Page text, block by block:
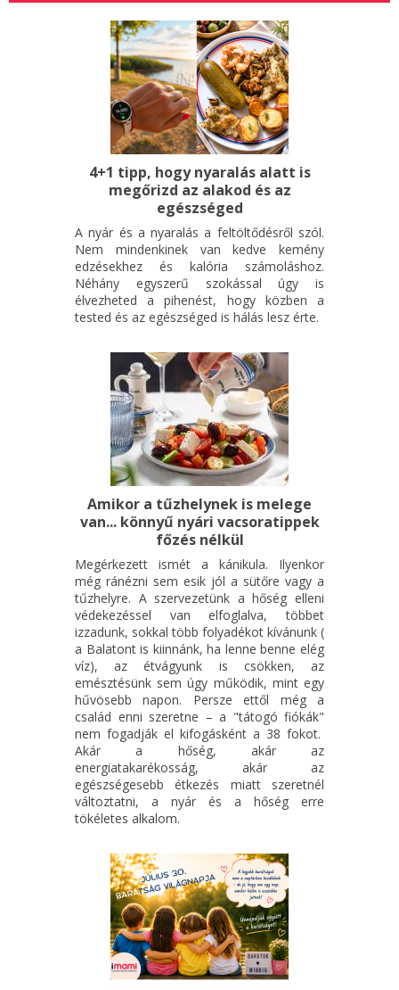
4+1 tipp, hogy nyaralás alatt is
megőrizd az alakod és az
egészséged
A nyár és a nyaralás a feltöltődésről szól.
Nem mindenkinek van kedve kemény
edzésekhez és kalória számoláshoz.
Néhány egyszerű szokással úgy is
élvezheted a pihenést, hogy közben a
tested és az egészséged is hálás lesz érte.
Amikor a tűzhelynek is melege
van... könnyű nyári vacsoratippek
főzés nélkül
Megérkezett ismét a kánikula. Ilyenkor
még ránézni sem esik jól a sütőre vagy a
tűzhelyre. A szervezetünk a hőség elleni
védekezéssel van elfoglalva, többet
izzadunk, sokkal több folyadékot kívánunk (
a Balatont is kiinnánk, ha lenne benne elég
víz), az étvágyunk is csökken, az
emésztésünk sem úgy működik, mint egy
hűvösebb napon. Persze ettől még a
család enni szeretne – a "tátogó fiókák"
nem fogadják el kifogásként a 38 fokot.
Akár a hőség, akár az
energiatakarékosság, akár az
egészségesebb étkezés miatt szeretnél
változtatni, a nyár és a hőség erre
tökéletes alkalom.